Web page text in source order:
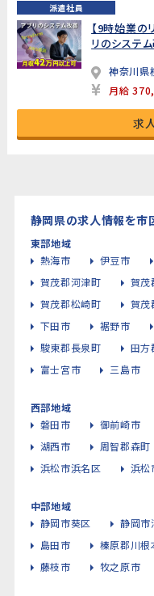
派遣社員
【9時始業の
リのシステ
神奈川県
月給
求
静岡県の求人情報を市
東部地域
熱海市
伊豆市
賀茂郡河津町
賀茂
賀茂郡松崎町
賀茂
下田市
裾野市
駿東郡長泉町
田方
富士宮市
三島市
西部地域
磐田市
御前崎市
湖西市
周智郡森町
浜松市浜名区
浜松
中部地域
静岡市葵区
静岡市
島田市
榛原郡川根
藤枝市
牧之原市